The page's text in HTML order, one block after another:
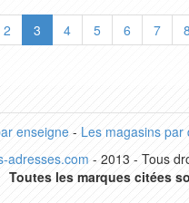
2 3 4 5 6 7
enseigne- Les magasins par
adresses.com - 2013 - Tous
Toutes les marques citées